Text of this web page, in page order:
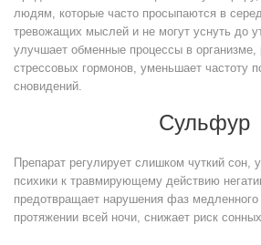
людям, которые часто просыпаются в
тревожащих мыслей и не могут уснуть до
улучшает обменные процессы в организме,
стрессовых гормонов, уменьшает частоту
сновидений.
Сульфур
Препарат регулирует слишком чуткий сон,
психики к травмирующему действию
предотвращает нарушения фаз медленного
протяжении всей ночи, снижает риск